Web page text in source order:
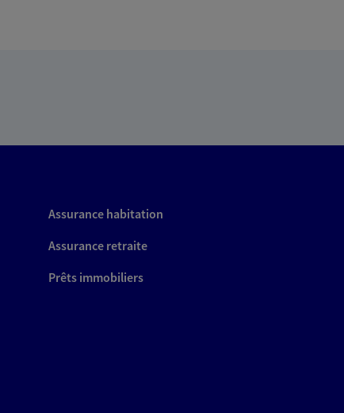
Assurance habitation
Assurance retraite
Prêts immobiliers